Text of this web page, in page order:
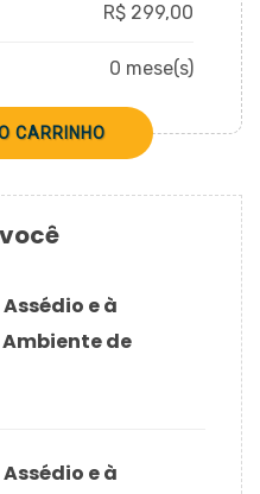
R$ 299,00
0 mese(s)
e à
de
e à